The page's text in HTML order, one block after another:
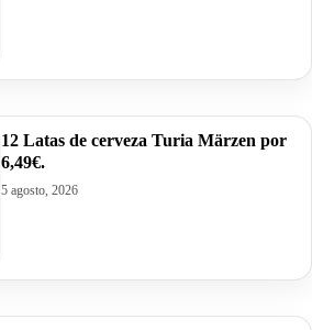
12 Latas de cerveza Turia Märzen por
6,49€.
5 agosto, 2026